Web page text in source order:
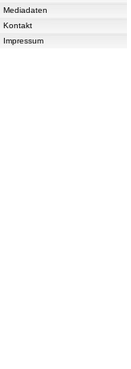
Mediadaten
Kontakt
Impressum